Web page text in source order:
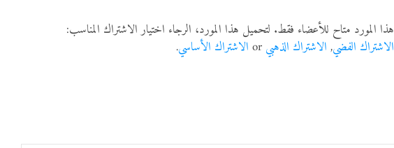
هذا المورد متاح للأعضاء فقط. لتحميل هذا المورد، الرجاء اختيار الاشتراك المناسب:
الاشتراك الفضي, الاشتراك الذهبي الاشتراك الأساسي.